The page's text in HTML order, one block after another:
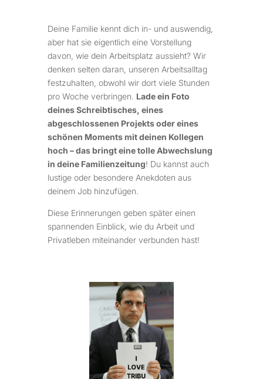
Deine Familie kennt dich in- und auswendig,
aber hat sie eigentlich eine Vorstellung
davon, wie dein Arbeitsplatz aussieht? Wir
denken selten daran, unseren Arbeitsalltag
festzuhalten, obwohl wir dort viele Stunden
pro Woche verbringen. Lade ein Foto
deines Schreibtisches, eines
abgeschlossenen Projekts oder eines
schönen Moments mit deinen Kollegen
hoch – das bringt eine tolle Abwechslung
in deine Familienzeitung! Du kannst auch
lustige oder besondere Anekdoten aus
deinem Job hinzufügen.
Diese Erinnerungen geben später einen
spannenden Einblick, wie du Arbeit und
Privatleben miteinander verbunden hast!